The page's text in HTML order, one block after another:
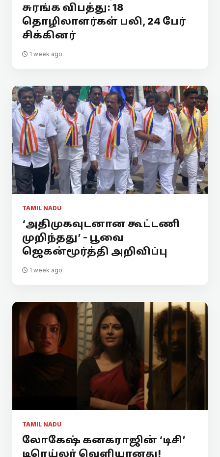
சுரங்க விபத்து: 18
தொழிலாளர்கள் பலி, 24 பேர்
சிக்கினர்
1 week ago
TAMIL NADU
‘அதிமுகவுடனான கூட்டணி
முறிந்தது’ - பூவை
ஜெகன்மூர்த்தி அறிவிப்பு
1 week ago
TAMIL NADU
லோகேஷ் கனகராஜின் ‘டிசி’
டிரெய்லர் வெளியானது!